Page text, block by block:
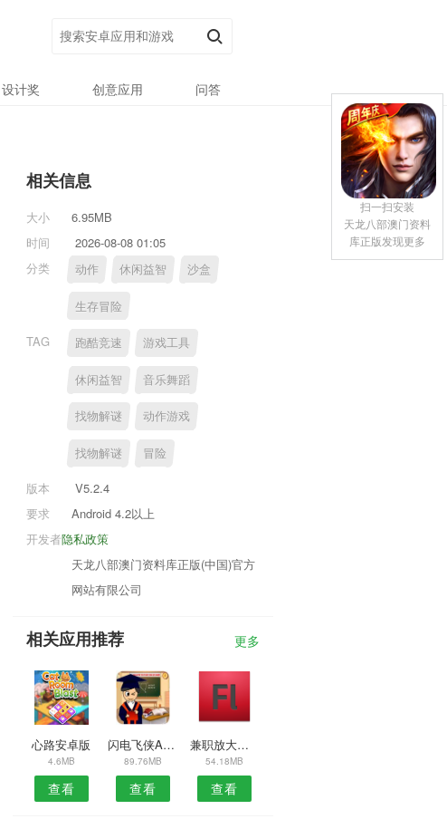
设计奖 创意应用 问答
相关信息
大小
6.95MB
时间
2026-08-08 01:05
分类
动作 休闲益智 沙盒
生存冒险
TAG 跑酷竞速 游戏工具
休闲益智 音乐舞蹈
找物解谜 动作游戏
找物解谜 冒险
版本
V5.2.4
要求
Android 4.2以上
隐私政策
开发者
天龙八部澳门资料库正版(中国)官方
网站有限公司
相关应用推荐 更多
心路安卓版
4.6MB
查看
闪电飞侠APP
89.76MB
查看
兼职放大镜安卓版
54.18MB
查看
扫一扫安装
天龙八部澳门资料
库正版发现更多